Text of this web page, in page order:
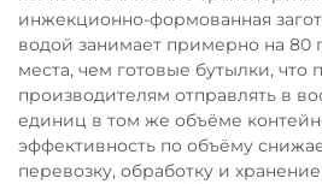
инжекционно-формованная
водой занимает примерно на 80
места, чем готовые бутылки, что
производителям отправлять в
единиц в том же объёме
эффективность по объёму
перевозку, обработку и хранение